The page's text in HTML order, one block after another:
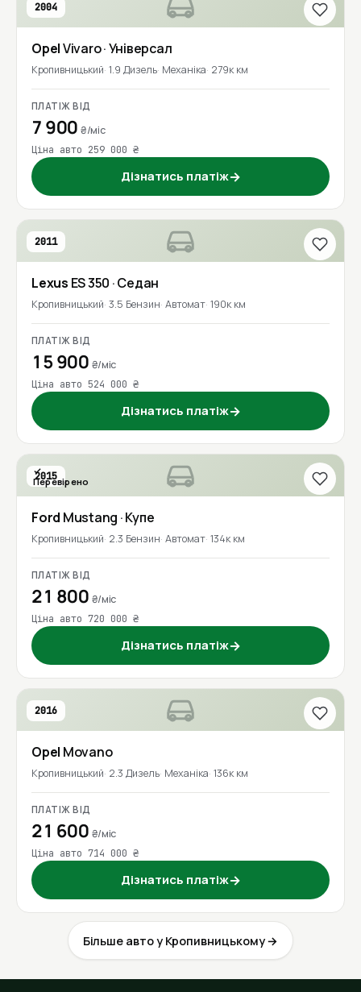
2004
OpelVivaro· Універсал
Кропивницький 1.9 Дизель Механіка 279к км
ПЛАТІЖ ВІД
7 900₴/міс
Ціна авто 259 000 ₴
Дізнатись платіж→
2011
Lexus ES 350 · Седан
Кропивницький 3.5 Бензин Автомат 190к км
ПЛАТІЖ ВІД
15 900 ₴/міс
Ціна авто 524 000 ₴
Дізнатись платіж→
2015
Перевірено
Ford Mustang · Купе
Кропивницький 2.3 Бензин Автомат 134к км
ПЛАТІЖ ВІД
21 800 ₴/міс
Ціна авто 720 000 ₴
Дізнатись платіж→
2016
Opel Movano
Кропивницький 2.3 Дизель Механіка 136к км
ПЛАТІЖ ВІД
21 600 ₴/міс
Ціна авто 714 000 ₴
Дізнатись платіж→
Більше авто у Кропивницькому →